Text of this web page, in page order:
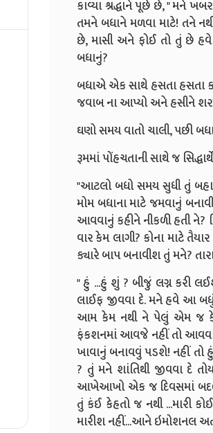
કાવ્યા શ્રદ્ધાને પૂછે છે, " મને
તમને બધાને મળવા માટે! તને
છે, માસી અને ફોઈ તો તું છે
બધાનું?
બધાએ એક સાથે હસતા હસતા
જવાબ ના આપ્યો અને હસીને
ઘણો સમય વાતો ચાલી, પછી
રૂમમાં પોંહચતાની સાથે જ
"આટલો બધો સમય સુધી તું
મોમ બધાના માટે જમવાનું
આવવાનું કહીને નીકળી હતી ને?
વાર કેમ લાગી? કોના માટે
ક્યારે બાપ બનાવીશ તું મને?
" હું ...હું શું ? બીજું લગ્ન કરી
લાઈફ જીવવા દે. મને હવે આ
આમ કેમ નથી ને પેલું એમ જ
ફંકશનમાં આવજે નહીં તો
ખાવાનું બનાવવું પડશે! નહીં તો
? તું મને શાંતિથી જીવવા દે
આખેઆખો એક જ દિવસમાં
તું કંઈ કેહતો જ નથી ...મારી
મારીશ નહીં...આને ઇમોશનલ